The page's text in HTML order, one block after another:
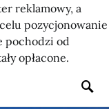
reklamowy, a
pozycjonowanie
pochodzi od
opłacone.